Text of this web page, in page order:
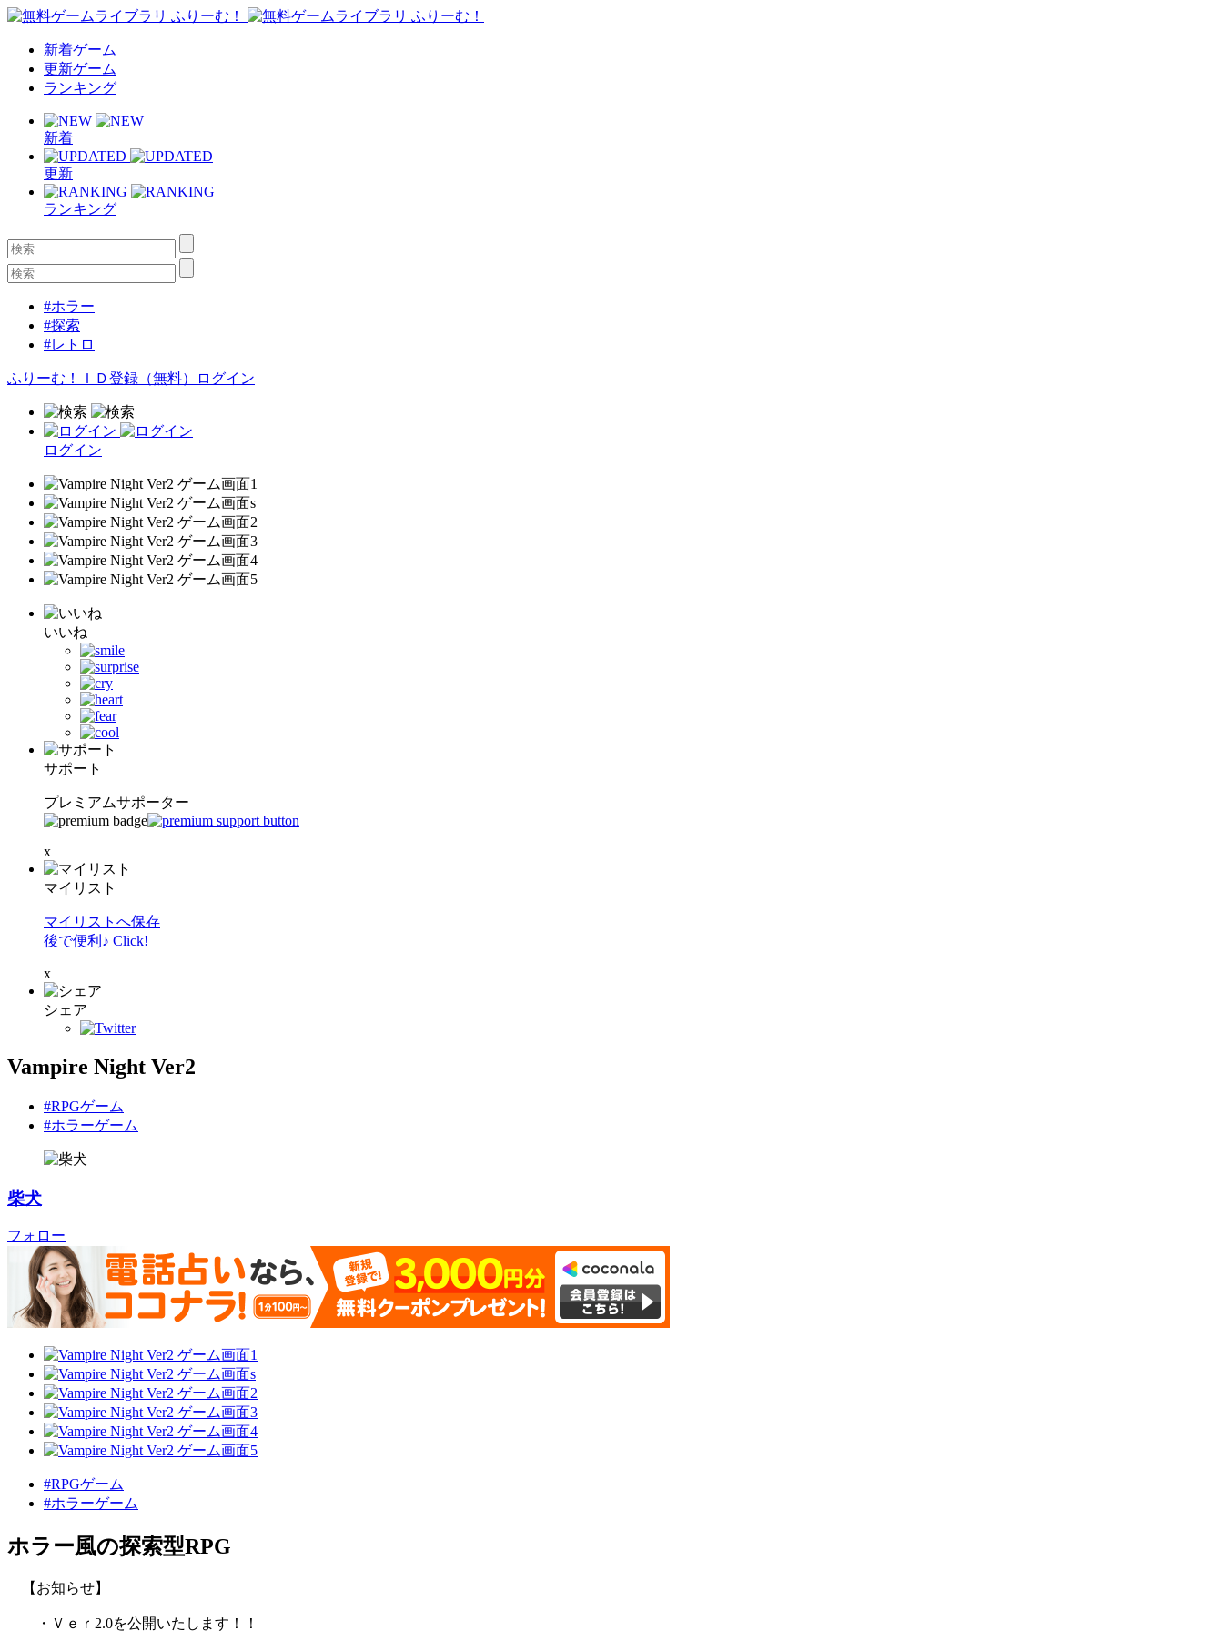
新着ゲーム
更新ゲーム
ランキング
新着
更新
ランキング
#ホラー
#探索
#レトロ
ふりーむ！ＩＤ登録（無料） ログイン
ログイン
いいね
サポート
プレミアムサポーター
x
マイリスト
マイリストへ保存
後で便利♪ Click!
x
シェア
Vampire Night Ver2
#RPGゲーム
#ホラーゲーム
柴犬
フォロー
#RPGゲーム
#ホラーゲーム
ホラー風の探索型RPG
【お知らせ】
・Ｖｅｒ2.0を公開いたします！！